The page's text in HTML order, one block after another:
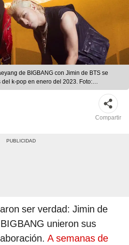
de BIGBANG con Jimin de BTS se
k-pop en enero del 2023. Foto:
Compartir
ser verdad: Jimin de
unieron sus
A semanas de